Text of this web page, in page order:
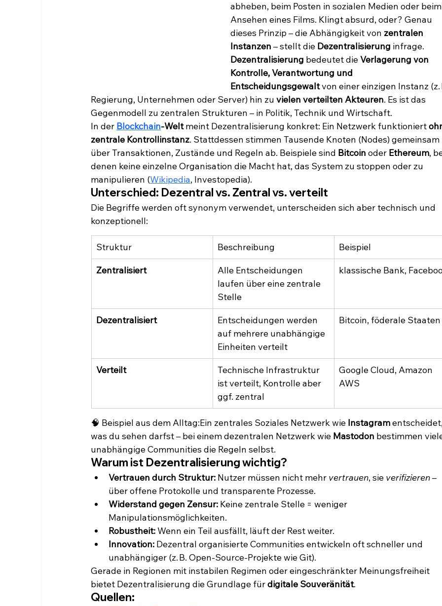
abheben, beim Posten in sozialen Medien oder
Ansehen eines Films. Klingt absurd, oder? Genau
dieses Prinzip – die Abhängigkeit von zentralen
Instanzen – stellt die Dezentralisierung infrage.
Dezentralisierung bedeutet die Verlagerung von
Kontrolle, Verantwortung und
Entscheidungsgewalt von einer einzigen Instanz (z.
Regierung, Unternehmen oder Server) hin zu vielen verteilten Akteuren. Es ist das
Gegenmodell zu zentralen Strukturen – in Politik, Technik und Wirtschaft.
In der Blockchain-Welt meint Dezentralisierung konkret: Ein Netzwerk funktioniert
zentrale Kontrollinstanz. Stattdessen stimmen Tausende Knoten (Nodes) gemeinsam
über Transaktionen, Zustände und Regeln ab. Beispiele sind Bitcoin oder Ethereum,
denen keine einzelne Organisation die Macht hat, das System zu stoppen oder zu
manipulieren (Wikipedia, Investopedia).
Unterschied: Dezentral vs. Zentral vs. verteilt
Die Begriffe werden oft synonym verwendet, unterscheiden sich aber technisch und
konzeptionell:
Struktur Beschreibung Beispiel
Zentralisiert
Alle Entscheidungen
laufen über eine zentrale
Stelle
klassische Bank,
Dezentralisiert
Entscheidungen werden
auf mehrere unabhängige
Einheiten verteilt
Bitcoin, föderale Staaten
Verteilt
Technische Infrastruktur
ist verteilt, Kontrolle aber
ggf. zentral
Google Cloud, Amazon
AWS
🧠 Beispiel aus dem Alltag:Ein zentrales Soziales Netzwerk wie Instagram
was du sehen darfst – bei einem dezentralen Netzwerk wie Mastodon bestimmen
unabhängige Communities die Regeln selbst.
Warum ist Dezentralisierung wichtig?
Vertrauen durch Struktur: Nutzer müssen nicht mehr vertrauen, sie verifizieren –
über offene Protokolle und transparente Prozesse.
Widerstand gegen Zensur: Keine zentrale Stelle = weniger
Manipulationsmöglichkeiten.
Robustheit: Wenn ein Teil ausfällt, läuft der Rest weiter.
Innovation: Dezentral organisierte Communities entwickeln oft schneller und
unabhängiger (z. B. Open-Source-Projekte wie Git).
Gerade in Regionen mit instabilen Regimen oder eingeschränkter Meinungsfreiheit
bietet Dezentralisierung die Grundlage für digitale Souveränität.
Quellen: